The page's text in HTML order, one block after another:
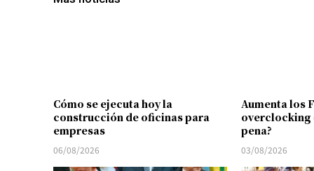
Cómo se ejecuta hoy la
construcción de oficinas para
empresas
06/08/2026
Aumenta los
overclocking
pena?
03/08/2026